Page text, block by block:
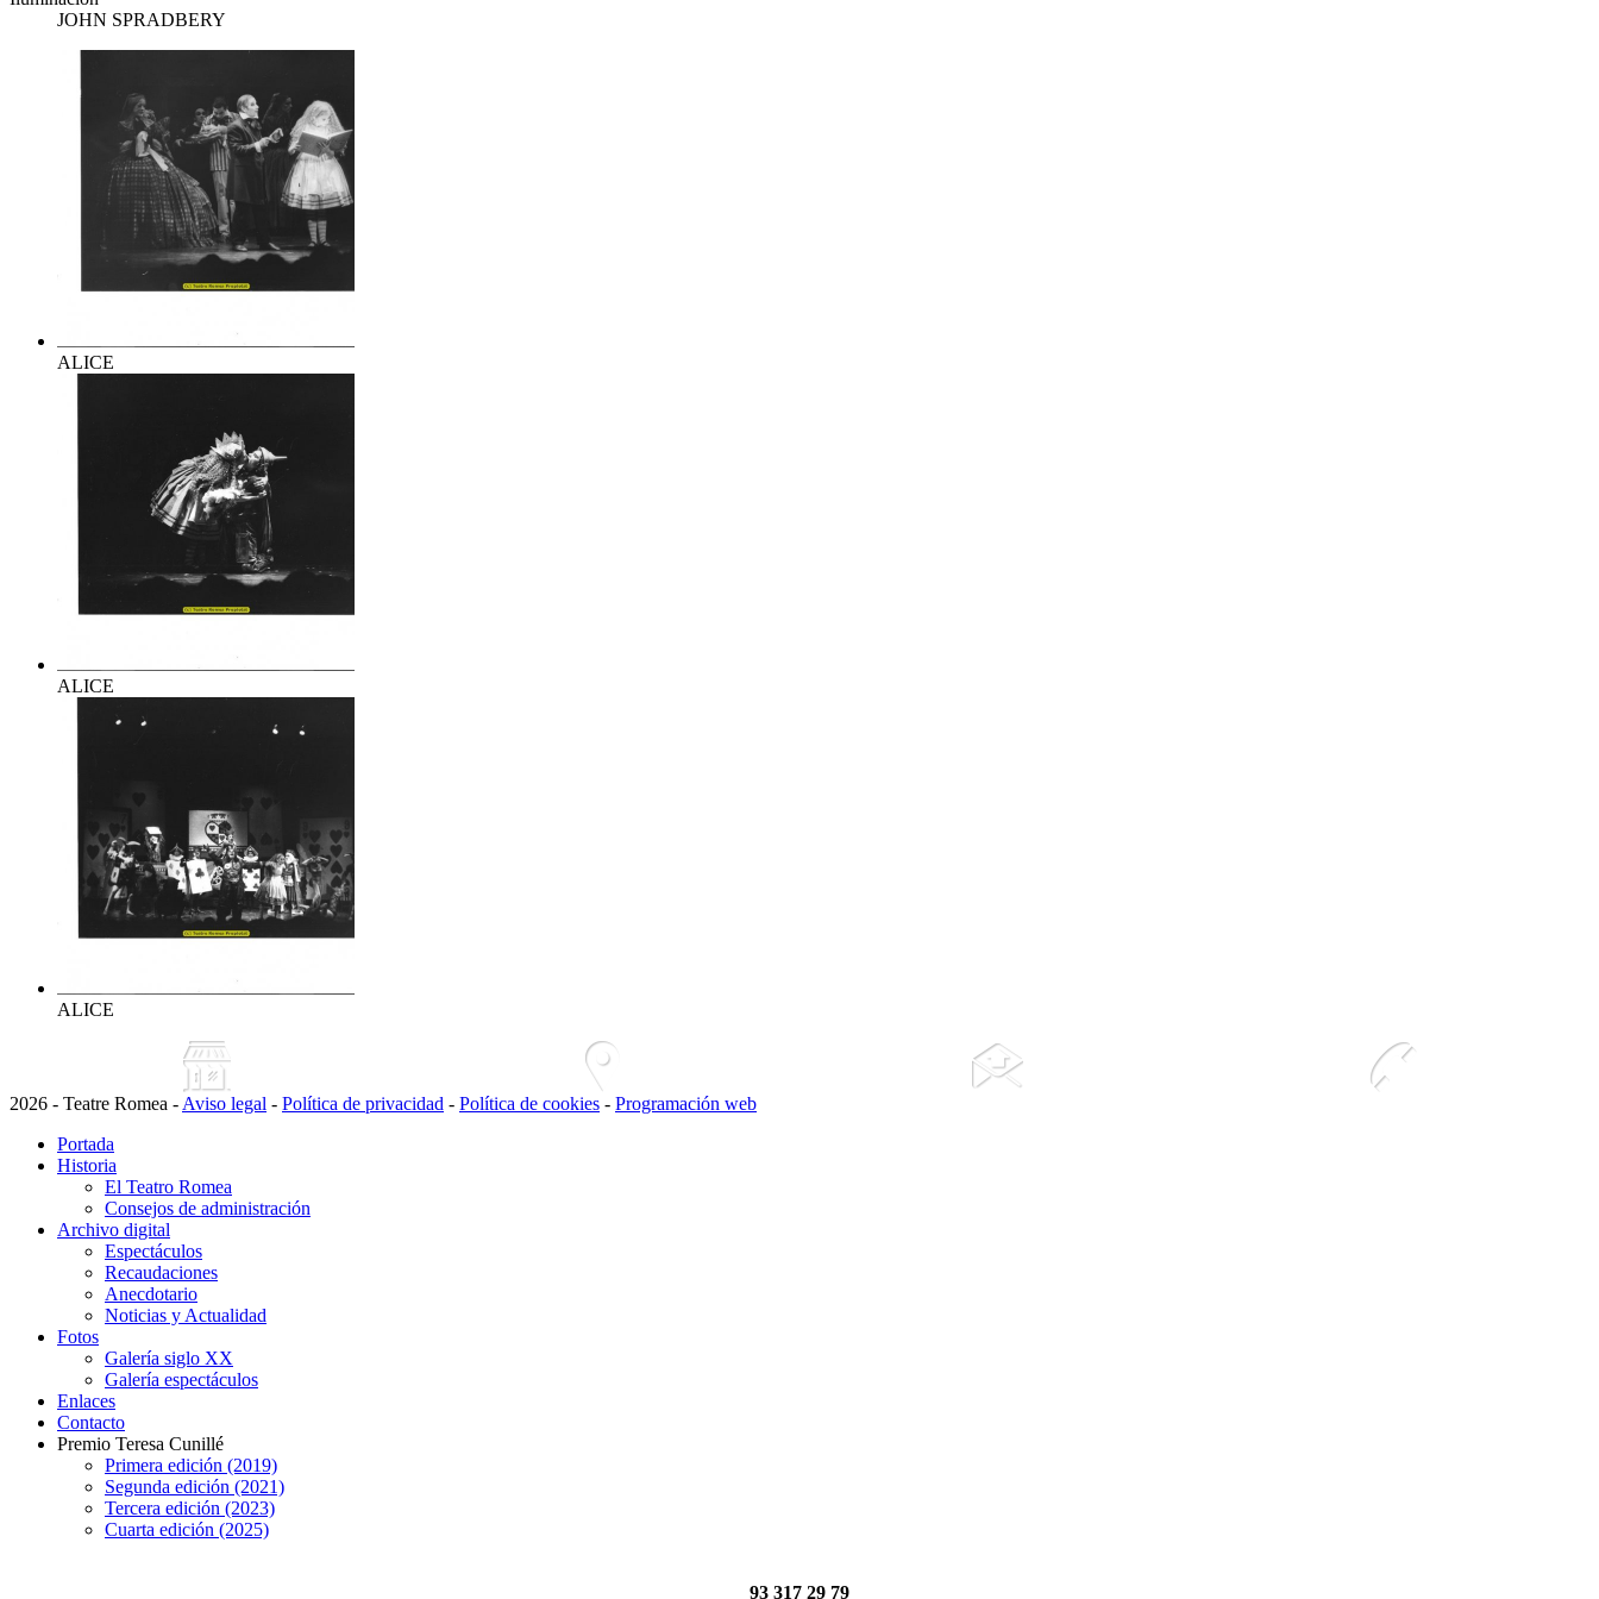
JOHN SPRADBERY
ALICE
ALICE
ALICE
2026 - Teatre Romea - Aviso legal - Política de privacidad - Política de cookies - Programación web
Portada
Historia
El Teatro Romea
Consejos de administración
Archivo digital
Espectáculos
Recaudaciones
Anecdotario
Noticias y Actualidad
Fotos
Galería siglo XX
Galería espectáculos
Enlaces
Contacto
Premio Teresa Cunillé
Primera edición (2019)
Segunda edición (2021)
Tercera edición (2023)
Cuarta edición (2025)
93 317 29 79